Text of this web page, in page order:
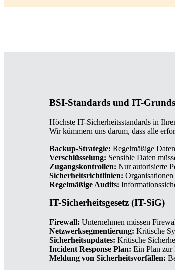
BSI-Standards und IT-
Höchste IT-Sicherheitsstandards in
Wir kümmern uns darum, dass alle
Backup-Strategie: Regelmäßige
Verschlüsselung: Sensible Daten
Zugangskontrollen: Nur autorisierte
Sicherheitsrichtlinien:
Regelmäßige Audits:
IT-Sicherheitsgesetz (IT-SiG)
Firewall: Unternehmen müssen
Netzwerksegmentierung: Kritische
Sicherheitsupdates: Kritische
Incident Response Plan: Ein Plan zur
Meldung von Sicherheitsvorfällen: